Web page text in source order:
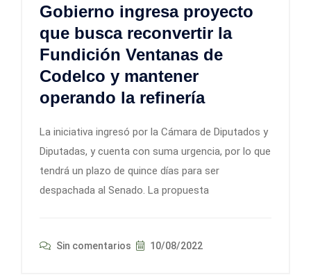
Gobierno ingresa proyecto
que busca reconvertir la
Fundición Ventanas de
Codelco y mantener
operando la refinería
La iniciativa ingresó por la Cámara de Diputados y
Diputadas, y cuenta con suma urgencia, por lo que
tendrá un plazo de quince días para ser
despachada al Senado. La propuesta
Sin comentarios 10/08/2022